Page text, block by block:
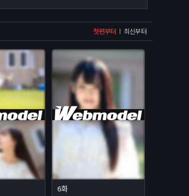
첫편부터 최신부터
6화